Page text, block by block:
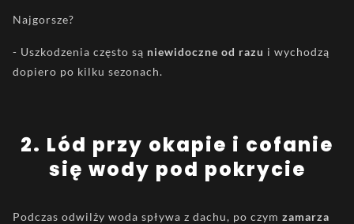
Najgorsze?
- Uszkodzenia często są niewidoczne od razu i wychodzą
dopiero po kilku sezonach.
2️. Lód przy okapie i cofanie
się wody pod pokrycie
Podczas odwilży woda spływa z dachu, po czym zamarza